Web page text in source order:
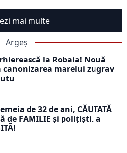
mai multe
Argeș
la Robaia! Nouă
canonizarea marelui zugrav
de 32 de ani, CĂUTATĂ
de FAMILIE și polițiști, a